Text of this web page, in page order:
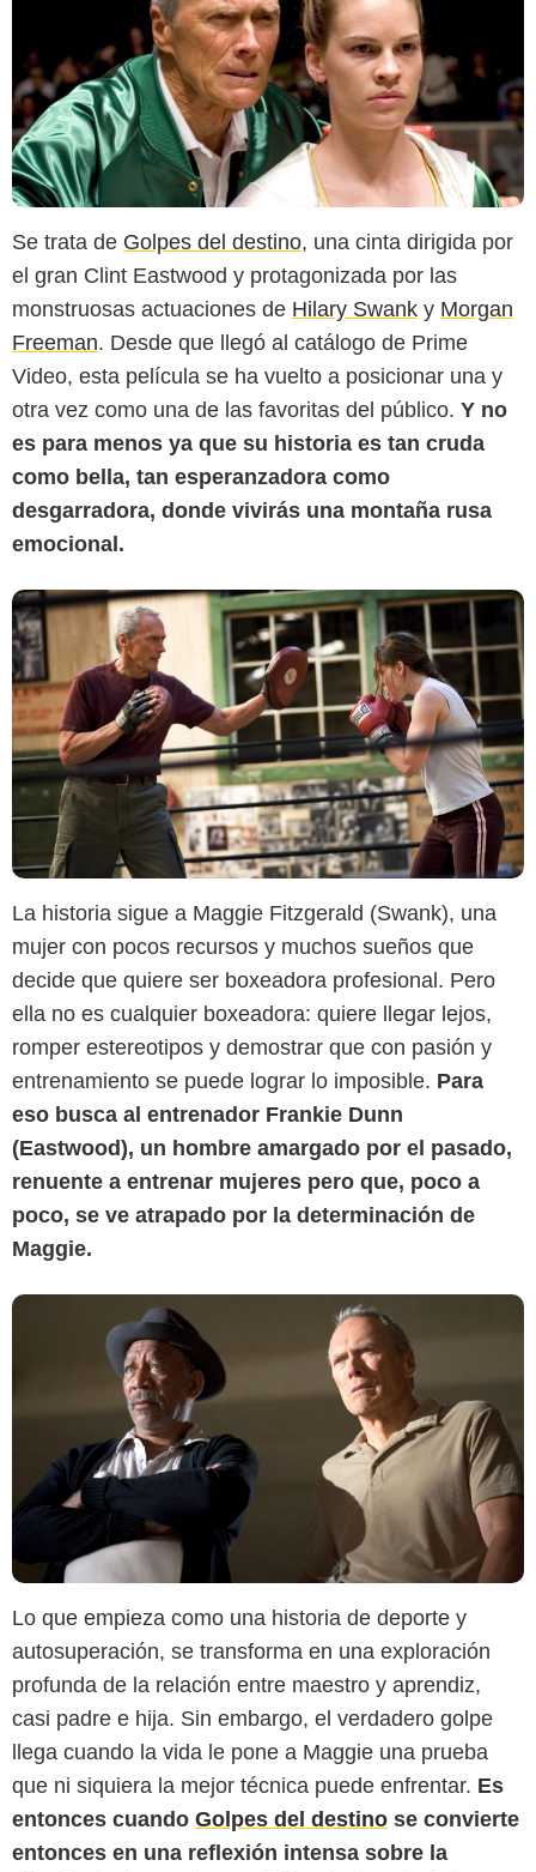
Se trata de Golpes del destino, una cinta dirigida por
el gran Clint Eastwood y protagonizada por las
monstruosas actuaciones de Hilary Swank y Morgan
Freeman. Desde que llegó al catálogo de Prime
Video, esta película se ha vuelto a posicionar una y
otra vez como una de las favoritas del público. Y no
es para menos ya que su historia es tan cruda
como bella, tan esperanzadora como
desgarradora, donde vivirás una montaña rusa
emocional.
Prime Video
La historia sigue a Maggie Fitzgerald (Swank), una
mujer con pocos recursos y muchos sueños que
decide que quiere ser boxeadora profesional. Pero
ella no es cualquier boxeadora: quiere llegar lejos,
romper estereotipos y demostrar que con pasión y
entrenamiento se puede lograr lo imposible. Para
eso busca al entrenador Frankie Dunn
(Eastwood), un hombre amargado por el pasado,
renuente a entrenar mujeres pero que, poco a
poco, se ve atrapado por la determinación de
Maggie.
Prime Video
Lo que empieza como una historia de deporte y
autosuperación, se transforma en una exploración
profunda de la relación entre maestro y aprendiz,
casi padre e hija. Sin embargo, el verdadero golpe
llega cuando la vida le pone a Maggie una prueba
que ni siquiera la mejor técnica puede enfrentar. Es
entonces cuando Golpes del destino se convierte
entonces en una reflexión intensa sobre la